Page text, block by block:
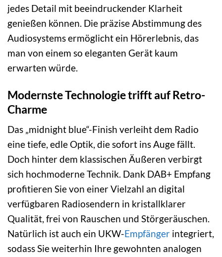
jedes Detail mit beeindruckender Klarheit
genießen können. Die präzise Abstimmung des
Audiosystems ermöglicht ein Hörerlebnis, das
man von einem so eleganten Gerät kaum
erwarten würde.
Modernste Technologie trifft auf Retro-
Charme
Das „midnight blue“-Finish verleiht dem Radio
eine tiefe, edle Optik, die sofort ins Auge fällt.
Doch hinter dem klassischen Äußeren verbirgt
sich hochmoderne Technik. Dank DAB+ Empfang
profitieren Sie von einer Vielzahl an digital
verfügbaren Radiosendern in kristallklarer
Qualität, frei von Rauschen und Störgeräuschen.
Natürlich ist auch ein UKW-Empfänger integriert,
sodass Sie weiterhin Ihre gewohnten analogen